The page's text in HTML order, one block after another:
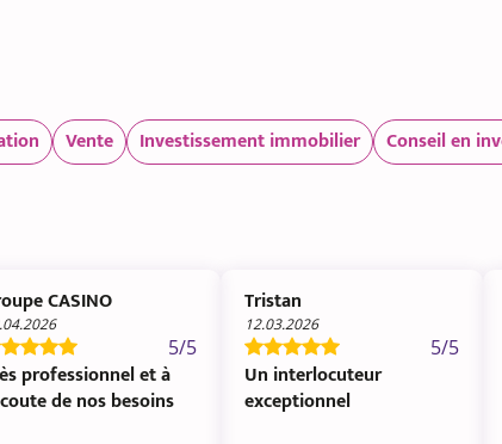
Vente Investissement immobilier Conseil en
CASINO
5/5
professionnel et à
de nos besoins
Tristan
12.03.2026
5/5
Un interlocuteur
exceptionnel